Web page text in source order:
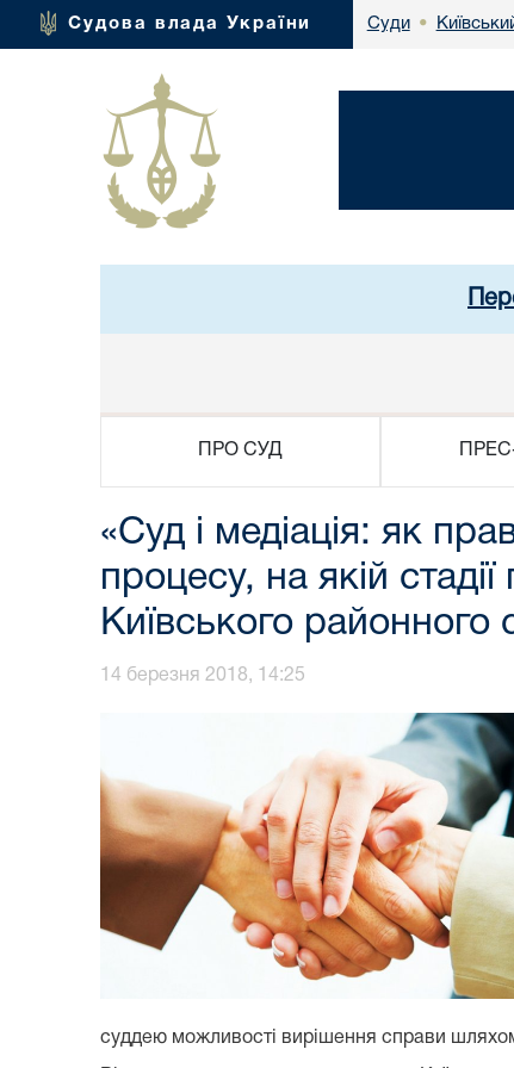
Судова влада України Суди •
ПРО СУД
«Суд і медіація: як
процесу, на якій
Київського
14 березня 2018, 14:25
суддею можливості вирішення справи шляхом